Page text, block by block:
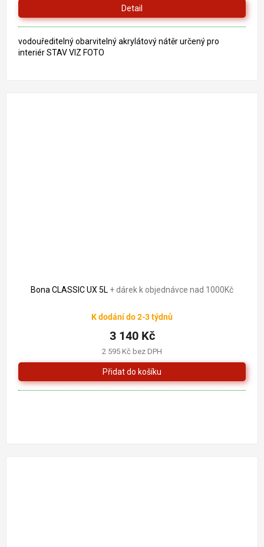
Detail
vodouředitelný obarvitelný akrylátový nátěr určený pro
interiér STAV VIZ FOTO
Bona CLASSIC UX 5L + dárek k objednávce nad 1000Kč
K dodání do 2-3 týdnů
2 595 Kč bez DPH
3 140 Kč